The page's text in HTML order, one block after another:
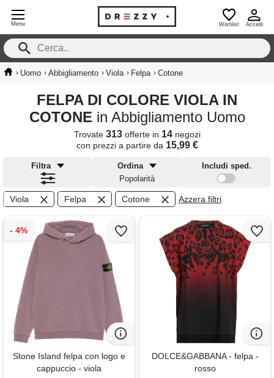
Menu Wishlist Accedi
› Uomo › Abbigliamento › Viola › Felpa › Cotone
FELPA DI COLORE VIOLA IN
COTONE in Abbigliamento Uomo
Trovate 313offerte in 14negozi
con prezzi a partire da 15,99 €
Filtra
Ordina
Popolarità
Includi sped.
Viola Felpa Cotone Azzera filtri
Stone Island felpa con logo e
cappuccio - viola
DOLCE&GABBANA - felpa -
rosso